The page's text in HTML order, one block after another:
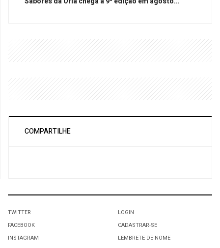
COMPARTILHE
TWITTER
FACEBOOK
INSTAGRAM
LOGIN
CADASTRAR-SE
LEMBRETE DE NOME